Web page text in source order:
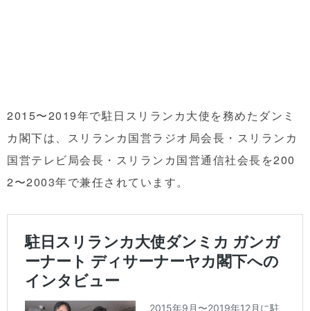
2015〜2019年で駐日スリランカ大使を務めたダンミ
カ閣下は、スリランカ国営ラジオ局会長・スリランカ
国営テレビ局会長・スリランカ国営通信社会長を200
2〜2003年で兼任されています。